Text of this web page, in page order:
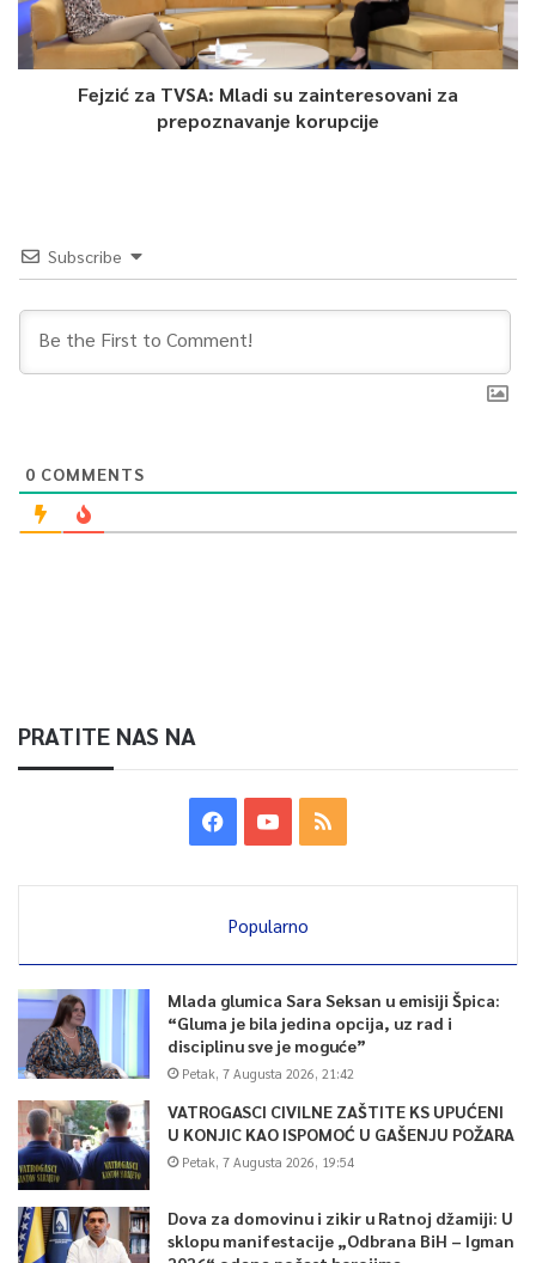
Fejzić za TVSA: Mladi su zainteresovani za
prepoznavanje korupcije
Subscribe
0 COMMENTS
PRATITE NAS NA
Popularno
Mlada glumica Sara Seksan u emisiji Špica:
“Gluma je bila jedina opcija, uz rad i
disciplinu sve je moguće”
Petak, 7 Augusta 2026, 21:42
VATROGASCI CIVILNE ZAŠTITE KS UPUĆENI
U KONJIC KAO ISPOMOĆ U GAŠENJU POŽARA
Petak, 7 Augusta 2026, 19:54
Dova za domovinu i zikir u Ratnoj džamiji: U
sklopu manifestacije „Odbrana BiH – Igman